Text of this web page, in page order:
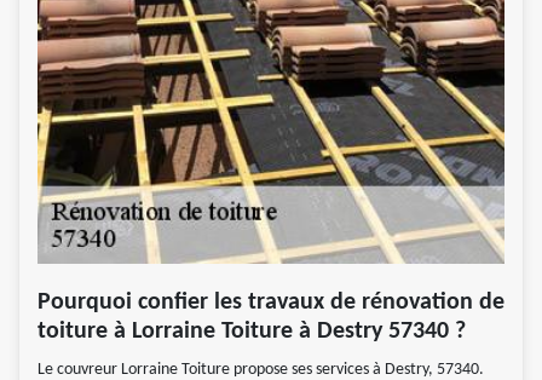
Pourquoi confier les travaux de rénovation de
toiture à Lorraine Toiture à Destry 57340 ?
Le couvreur Lorraine Toiture propose ses services à Destry, 57340.